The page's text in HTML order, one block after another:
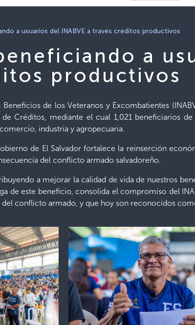
a usuarios del INABVE a través créditos productivos
a
productivos
de los Veteranos y Excombatientes
Créditos, mediante el cual 1,021 beneficiarios
industria y agropecuaria.
de El Salvador fortalece la reinserción
del conflicto armado salvadoreño.
a mejorar la calidad de vida de nuestros
de este beneficio, consolida el compromiso del
conflicto armado, y que hoy son reconocidos